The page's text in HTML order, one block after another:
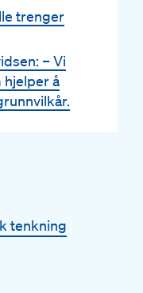
trenger
– Vi
å
tenkning